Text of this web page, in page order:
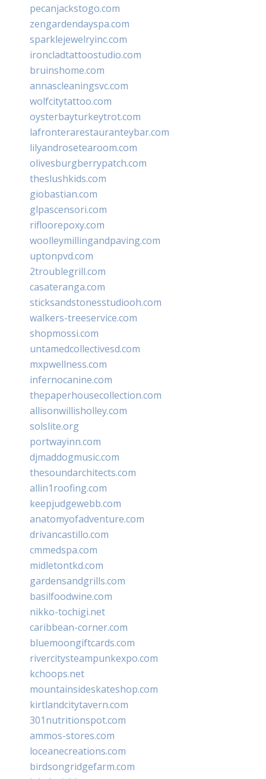
pecanjackstogo.com
zengardendayspa.com
sparklejewelryinc.com
ironcladtattoostudio.com
bruinshome.com
annascleaningsvc.com
wolfcitytattoo.com
oysterbayturkeytrot.com
lafronterarestauranteybar.com
lilyandrosetearoom.com
olivesburgberrypatch.com
theslushkids.com
giobastian.com
glpascensori.com
rifloorepoxy.com
woolleymillingandpaving.com
uptonpvd.com
2troublegrill.com
casateranga.com
sticksandstonesstudiooh.com
walkers-treeservice.com
shopmossi.com
untamedcollectivesd.com
mxpwellness.com
infernocanine.com
thepaperhousecollection.com
allisonwillisholley.com
solslite.org
portwayinn.com
djmaddogmusic.com
thesoundarchitects.com
allin1roofing.com
keepjudgewebb.com
anatomyofadventure.com
drivancastillo.com
cmmedspa.com
midletontkd.com
gardensandgrills.com
basilfoodwine.com
nikko-tochigi.net
caribbean-corner.com
bluemoongiftcards.com
rivercitysteampunkexpo.com
kchoops.net
mountainsideskateshop.com
kirtlandcitytavern.com
301nutritionspot.com
ammos-stores.com
loceanecreations.com
birdsongridgefarm.com